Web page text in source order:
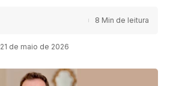
21 de maio de 2026
8 Min de leitura